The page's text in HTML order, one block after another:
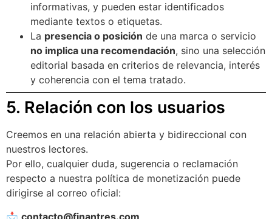
informativas, y pueden estar identificados
mediante textos o etiquetas.
La presencia o posición de una marca o servicio
no implica una recomendación, sino una selección
editorial basada en criterios de relevancia, interés
y coherencia con el tema tratado.
5. Relación con los usuarios
Creemos en una relación abierta y bidireccional con
nuestros lectores.
Por ello, cualquier duda, sugerencia o reclamación
respecto a nuestra política de monetización puede
dirigirse al correo oficial:
📩 contacto@finantres.com